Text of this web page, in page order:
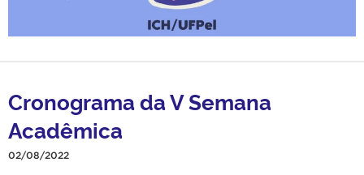
Cronograma da V Semana
Acadêmica
02/08/2022